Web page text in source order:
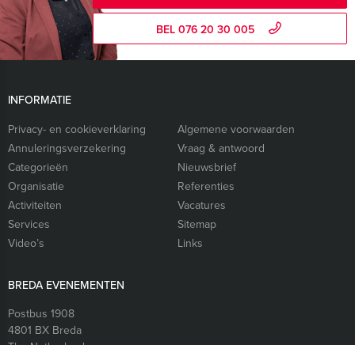
BEL 076 20 30 005
INFORMATIE
Privacy- en cookieverklaring
Algemene voorwaarden
Annuleringsverzekering
Vraag & antwoord
Categorieën
Nieuwsbrief
Organisatie
Referenties
Activiteiten
Vacatures
Services
Sitemap
Video’s
Links
BREDA EVENEMENTEN
Postbus 1908
4801 BX Breda